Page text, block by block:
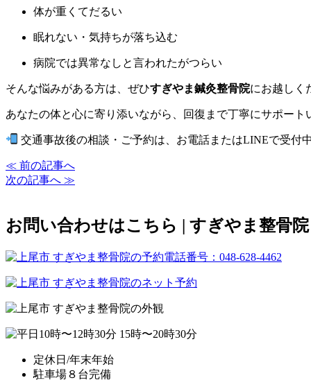
体が重くてだるい
眠れない・気持ちが落ち込む
病院では異常なしと言われたがつらい
そんな悩みがある方は、ぜひすぎやま鍼灸整骨院にお越しく
あなたの体と心に寄り添いながら、回復まで丁寧にサポート
交通事故後の相談・ご予約は、お電話またはLINEで受付中
≪ 前の記事へ
次の記事へ ≫
お問い合わせはこちら | すぎやま整骨院
定休日/年末年始
駐車場８台完備